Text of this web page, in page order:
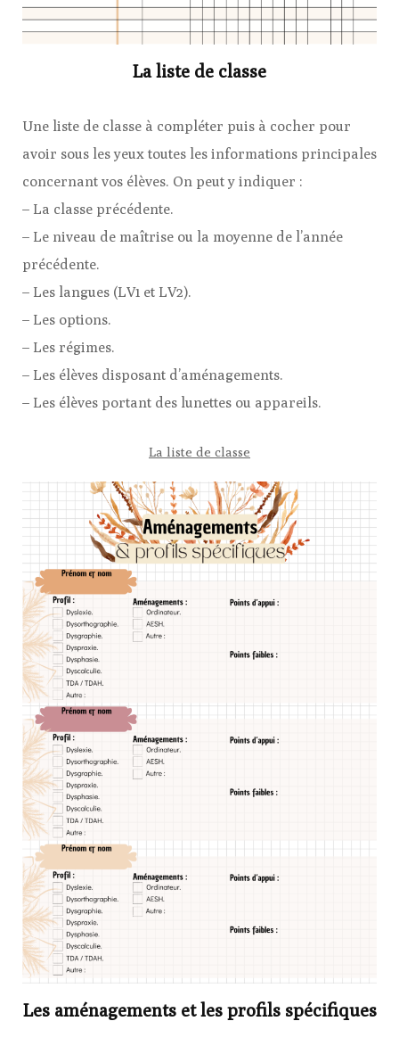
La liste de classe
Une liste de classe à compléter puis à cocher pour
avoir sous les yeux toutes les informations principales
concernant vos élèves. On peut y indiquer :
– La classe précédente.
– Le niveau de maîtrise ou la moyenne de l’année
précédente.
– Les langues (LV1 et LV2).
– Les options.
– Les régimes.
– Les élèves disposant d’aménagements.
– Les élèves portant des lunettes ou appareils.
La liste de classe
Les aménagements et les profils spécifiques